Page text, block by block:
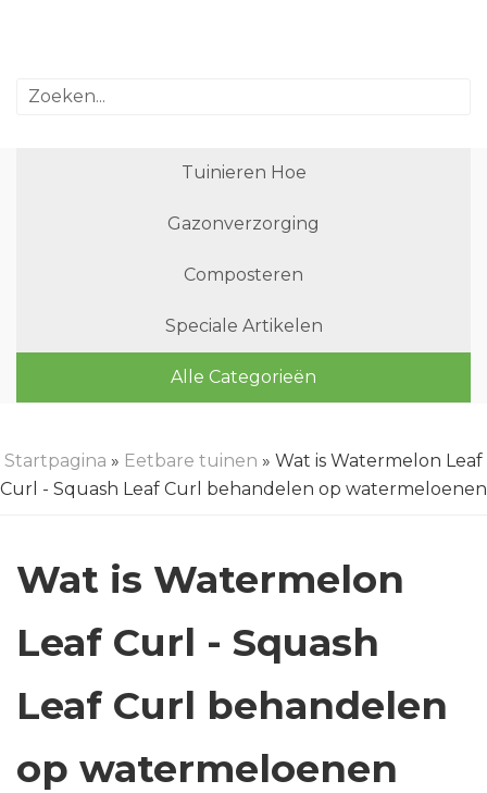
Tuinieren Hoe
Gazonverzorging
Composteren
Speciale Artikelen
Alle Categorieën
Startpagina » Eetbare tuinen » Wat is Watermelon Leaf
Curl - Squash Leaf Curl behandelen op watermeloenen
Wat is Watermelon
Leaf Curl - Squash
Leaf Curl behandelen
op watermeloenen